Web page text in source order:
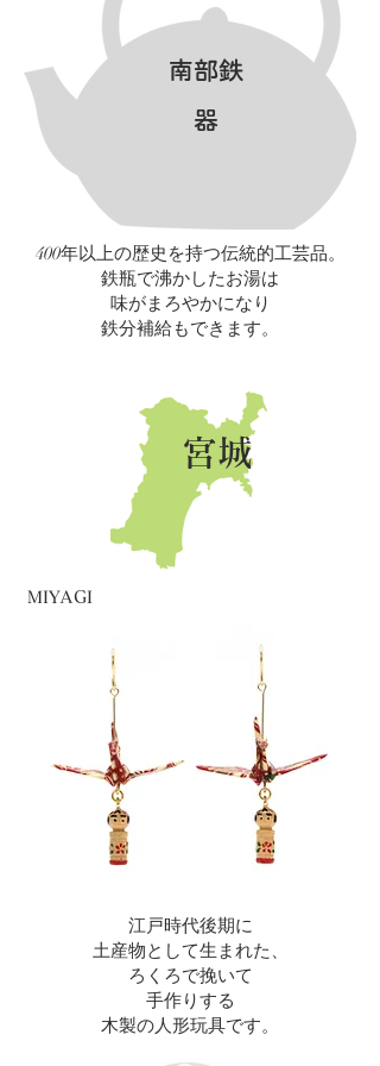
南部鉄
器
400年以上の歴史を持つ伝統的工芸品。
鉄瓶で沸かしたお湯は
味がまろやかになり
​鉄分補給もできます。
宮城
MIYAGI
江戸時代後期に
土産物として生まれた、
ろくろで挽いて
手作りする
木製の人形玩具です。